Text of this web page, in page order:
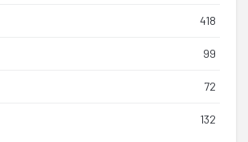
418
99
72
132